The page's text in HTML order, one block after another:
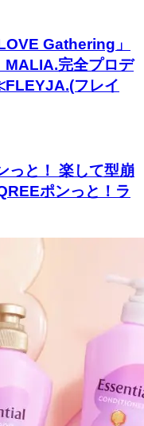
Gathering」
MALIA.完全プロデ
フレイ
っと！ 楽して型崩
ポンっと！ラ